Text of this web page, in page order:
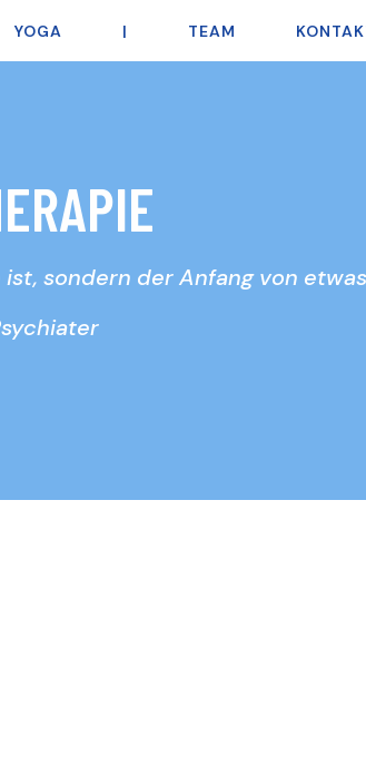
YOGA | TEAM
ERAPIE
sondern der Anfang von